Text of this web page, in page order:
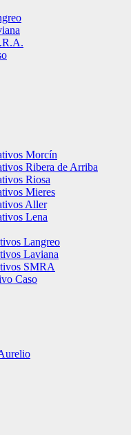
Morcín
Ribera de Arriba
Riosa
Mieres
Aller
Lena
Langreo
Laviana
SMRA
Caso